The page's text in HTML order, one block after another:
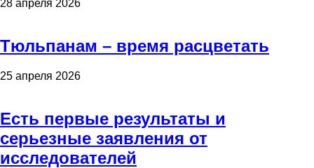
28 апреля 2026
Тюльпанам – время расцветать
25 апреля 2026
Есть первые результаты и
серьезные заявления от
исследователей